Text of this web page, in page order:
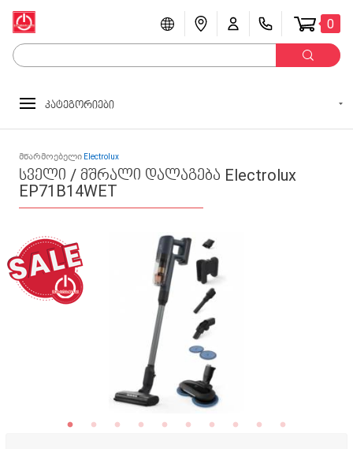
0
კატეგორიები
მწარმოებელი Electrolux
სველი / მშრალი დალაგება Electrolux
EP71B14WET